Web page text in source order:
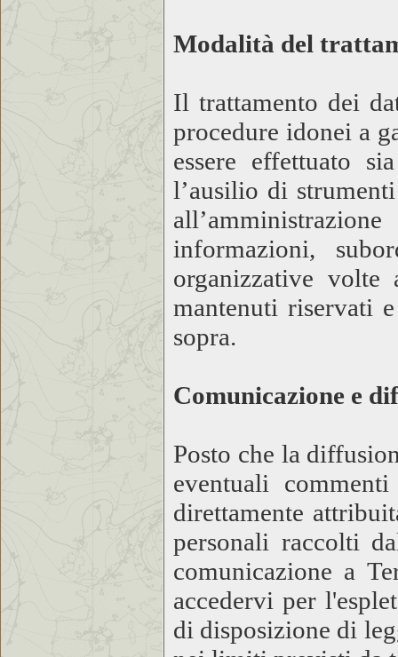
Modalità del
Il trattamento dei
procedure idonei a
essere effettuato
l’ausilio di
informazioni,
organizzative
mantenuti riservati
sopra.
Comunicazione e
Posto che la
eventuali
direttamente
personali raccolti
comunicazione a
accedervi per
di disposizione di